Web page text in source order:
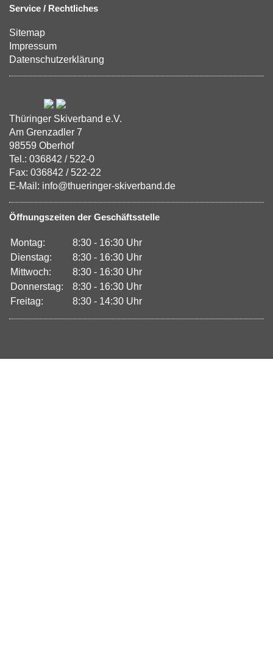
Service / Rechtliches
Sitemap
Impressum
Datenschutzerklärung
Thüringer Skiverband e.V.
Am Grenzadler 7
98559 Oberhof
Tel.: 036842 / 522-0
Fax: 036842 / 522-22
E-Mail: info@thueringer-skiverband.de
Öffnungszeiten der Geschäftsstelle
Montag:
8:30 - 16:30 Uhr
Dienstag:
8:30 - 16:30 Uhr
Mittwoch:
8:30 - 16:30 Uhr
Donnerstag:
8:30 - 16:30 Uhr
Freitag:
8:30 - 14:30 Uhr